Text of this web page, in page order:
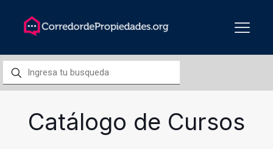
Catálogo de Cursos